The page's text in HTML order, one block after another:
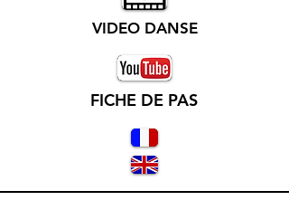
VIDEO DANSE
FICHE DE PAS